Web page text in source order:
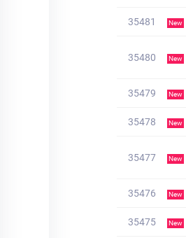
35481 New
35480 New
35479 New
35478 New
35477 New
35476 New
35475 New